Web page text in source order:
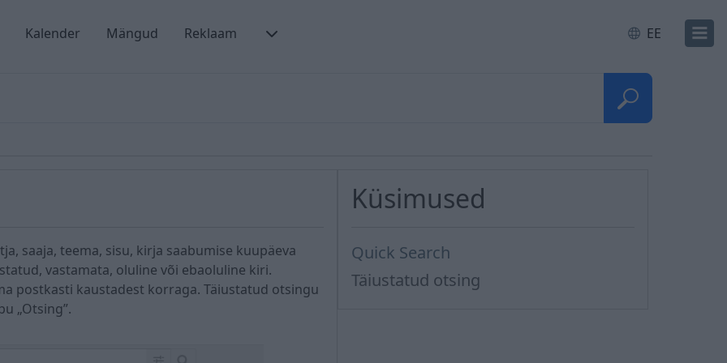
Kalender Mängud Reklaam EE
saaja, teema, sisu, kirja saabumise kuupäeva
vastamata, oluline või ebaoluline kiri.
postkasti kaustadest korraga. Täiustatud otsingu
„Otsing”.
Küsimused
Quick Search
Täiustatud otsing